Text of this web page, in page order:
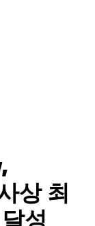
상 최
성